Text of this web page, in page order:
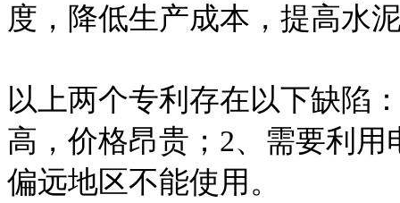
度，降低生产成本，提高水
以上两个专利存在以下缺陷
高，价格昂贵；2、需要利
偏远地区不能使用。